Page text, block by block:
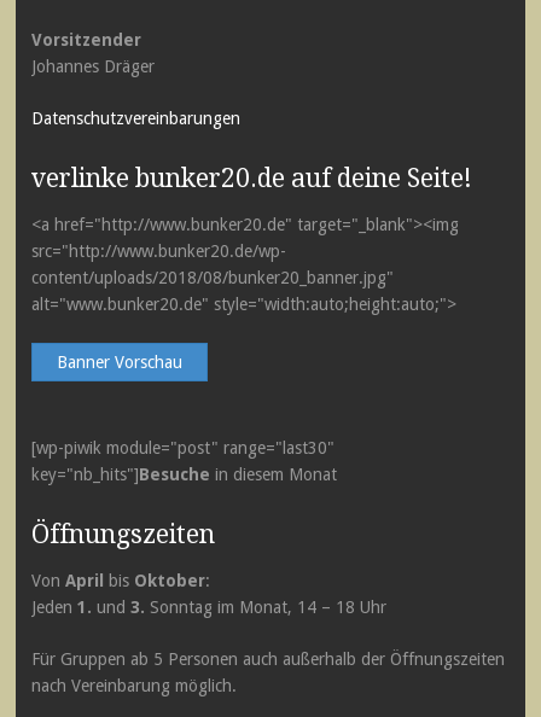
Vorsitzender
Johannes Dräger
Datenschutzvereinbarungen
verlinke bunker20.de auf deine Seite!
<a href="http://www.bunker20.de" target="_blank"><img
src="http://www.bunker20.de/wp-
content/uploads/2018/08/bunker20_banner.jpg"
alt="www.bunker20.de" style="width:auto;height:auto;">
Banner Vorschau
[wp-piwik module="post" range="last30"
key="nb_hits"]Besuche in diesem Monat
Öffnungszeiten
Von April bis Oktober:
Jeden 1. und 3. Sonntag im Monat, 14 – 18 Uhr
Für Gruppen ab 5 Personen auch außerhalb der Öffnungszeiten
nach Vereinbarung möglich.